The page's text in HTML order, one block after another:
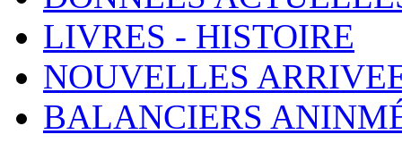
LIVRES - HISTOIRE
NOUVELLES
BALANCIERS